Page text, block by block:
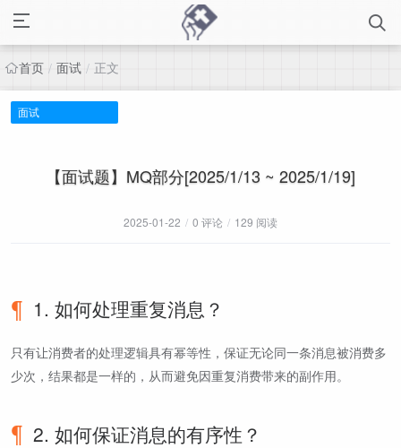
首页 / 面试 / 正文
面试
【面试题】MQ部分[2025/1/13 ~ 2025/1/19]
2025-01-22 / 0 评论 / 129 阅读
1. 如何处理重复消息？
只有让消费者的处理逻辑具有幂等性，保证无论同一条消息被消费多
少次，结果都是一样的，从而避免因重复消费带来的副作用。
2. 如何保证消息的有序性？